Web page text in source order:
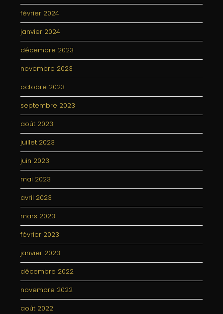
février 2024
janvier 2024
décembre 2023
novembre 2023
octobre 2023
septembre 2023
août 2023
juillet 2023
juin 2023
mai 2023
avril 2023
mars 2023
février 2023
janvier 2023
décembre 2022
novembre 2022
août 2022